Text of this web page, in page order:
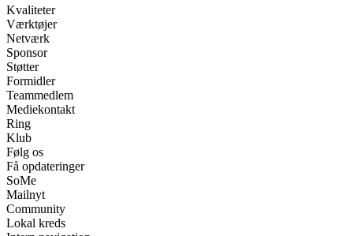
Kvaliteter
Værktøjer
Netværk
Sponsor
Støtter
Formidler
Teammedlem
Mediekontakt
Ring
Klub
Følg os
Få opdateringer
SoMe
Mailnyt
Community
Lokal kreds